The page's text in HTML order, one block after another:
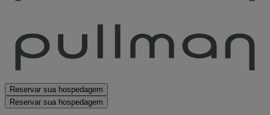
Reservar sua hospedagem
Reservar sua hospedagem